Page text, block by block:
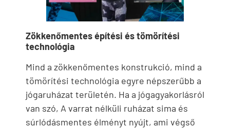
Zökkenőmentes építési és tömörítési
technológia
Mind a zökkenőmentes konstrukció, mind a
tömörítési technológia egyre népszerűbb a
jógaruházat területén. Ha a jógagyakorlásról
van szó, A varrat nélküli ruházat sima és
súrlódásmentes élményt nyújt, ami végső